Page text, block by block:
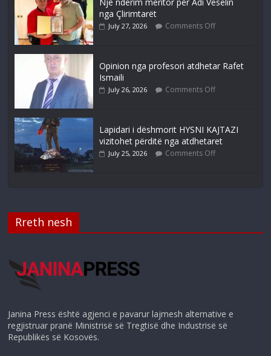
nga Çlirimtarët
July 27, 2026 Comments Off
Opinion nga profesori atdhetar Rafet
Ismaili
July 26, 2026 Comments Off
Lapidari i dëshmorit HYSNI KAJTAZI
vizitohet përditë nga atdhetaret
July 25, 2026 Comments Off
Rreth nesh
Janina Press është agjenci e pavarur lajmesh alternative e
regjistruar pranë Ministrisë së Tregtisë dhe Industrisë së
Republikës së Kosovës.